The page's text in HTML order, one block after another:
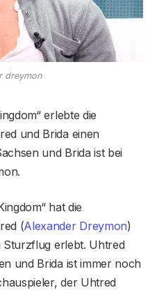
dreymon
erlebte die
und Brida einen
und Brida ist bei
hat die
(Alexander Dreymon)
Sturzflug erlebt. Uhtred
und Brida ist immer noch
der Uhtred